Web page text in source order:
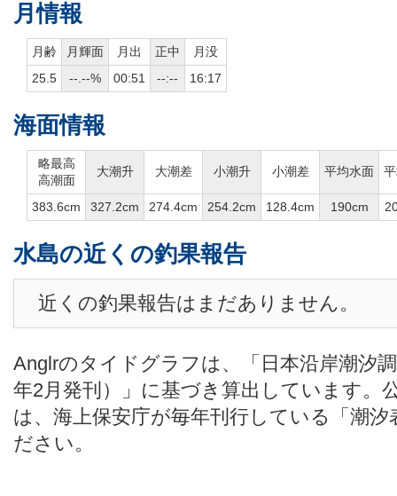
月情報
月齢 月輝面 月出 正中
月没
25.5
--.--% 00:51 --:-- 16:17
海面情報
略最高
高潮面
大潮升 大潮差 小潮升 小潮差 平均水面
383.6cm 327.2cm 274.4cm 254.2cm 128.4cm 190cm
水島の近くの釣果報告
近くの釣果報告はまだありません。
Anglrのタイドグラフは、「日本沿岸潮汐
年2月発刊）」に基づき算出しています。
は、海上保安庁が毎年刊行している「潮
ださい。